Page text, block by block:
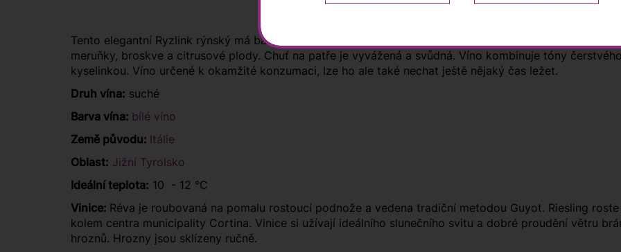
Tento elegantní Ryzlink rýnský má barvu ryzího zlata, ačkoli se jedná o víno ještě mladistvé. Nechte se
meruňky, broskve a citrusové plody. Chuť na patře je vyvážená a svůdná. Víno kombinuje tóny
kyselinkou. Víno určené k okamžité konzumaci, lze ho ale také nechat ještě nějaký čas ležet.
Druh vína: suché
Barva vína: bílé víno
Země původu: Itálie
Oblast: Jižní Tyrolsko
Ideální teplota: 10 - 12 °C
Vinice: Réva je roubovaná na pomalu rostoucí podnože a vedena tradiční metodou Guyot. Riesling
kolem centra municipality Cortina. Vinice si užívají ideálního slunečního svitu a dobré proudění větru
hroznů. Hrozny jsou sklízeny ručně.